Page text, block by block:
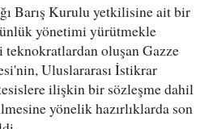
Barış Kurulu yetkilisine ait bir
yönetimi yürütmekle
oluşan Gazze
Uluslararası İstikrar
ilişkin bir sözleşme dahil
yönelik hazırlıklarda son